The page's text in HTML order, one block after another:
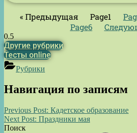
« Предыдущая Page1
Page6
Другие рубрики
Тесты online
Рубрики
Навигация по записям
Previous Post: Кадетское образование
Next Post: Праздники мая
Поиск